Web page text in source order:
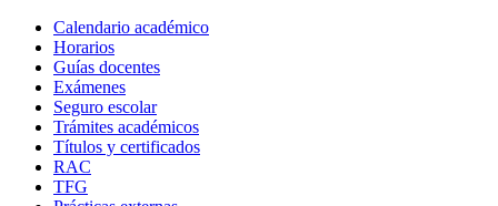
Calendario académico
Horarios
Guías docentes
Exámenes
Seguro escolar
Trámites académicos
Títulos y certificados
RAC
TFG